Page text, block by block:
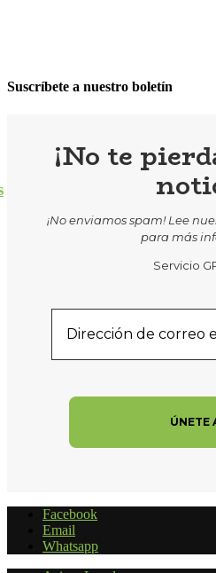
Suscríbete a nuestro boletín
¡No te
¡No enviamos spam! Lee
para más
Servicio
Facebook
Email
Whatsapp